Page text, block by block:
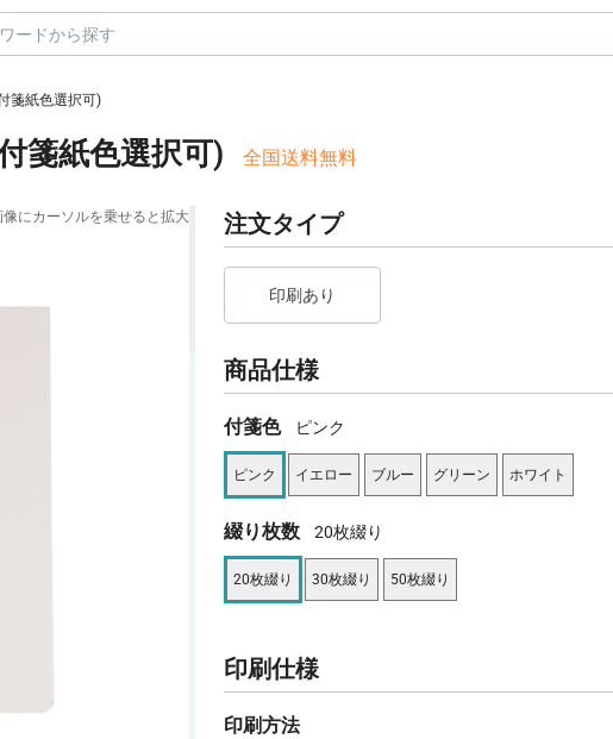
箋紙色選択可)
箋紙色選択可) 全国送料無料
像にカーソルを乗せると拡大 注文タイプ
印刷あり
商品仕様
付箋色 ピンク
ピンク イエロー ブルー グリーン ホワイト
綴り枚数 20枚綴り
20枚綴り 30枚綴り 50枚綴り
印刷仕様
印刷方法